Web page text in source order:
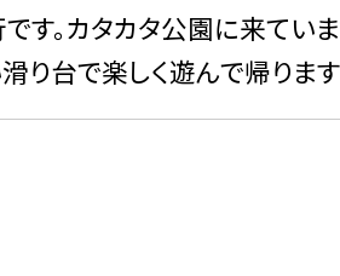
。カタカタ公園に来てい
り台で楽しく遊んで帰ります